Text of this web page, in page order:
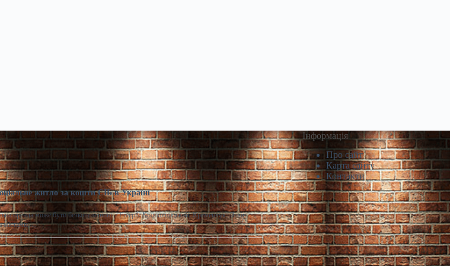
житло за кошти ЄІБ в Україні
оренда може бути безкоштовною. / Freepik Кропивницький, Кременчук, Львів,
містами,…
Інформація
Про сайт
Карта сайту
Контакти